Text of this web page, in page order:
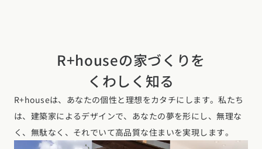
R+houseの家づくりを
くわしく知る
R+houseは、あなたの個性と理想をカタチにします。私たち
は、建築家によるデザインで、あなたの夢を形にし、無理な
く、無駄なく、それでいて高品質な住まいを実現します。